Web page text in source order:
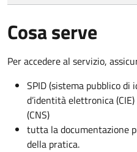
Cosa serve
Per accedere al servizio,
SPID (sistema pubblico
d’identità elettronica
(CNS)
tutta la documentazione
della pratica.